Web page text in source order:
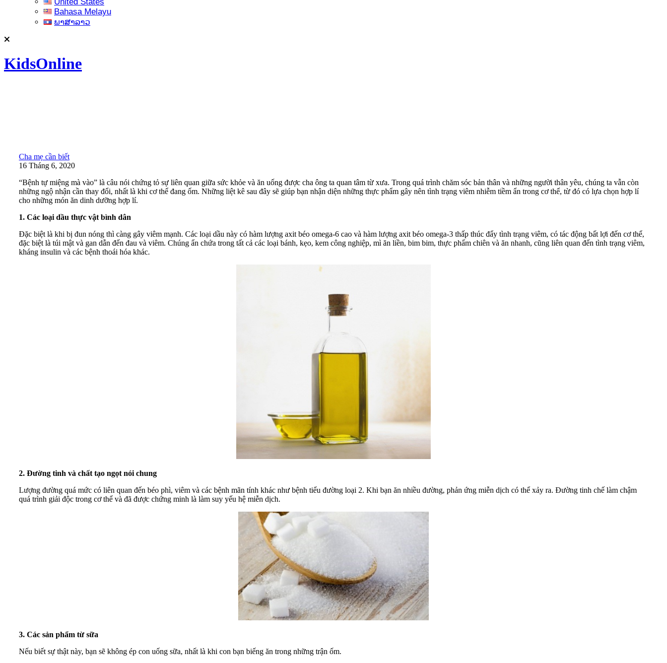
Bahasa Melayu
ພາສາລາວ
KidsOnline
Cha mẹ cần biết
16 Tháng 6, 2020
“Bệnh tự miệng mà vào” là câu nói chứng tỏ sự liên quan giữa sức khỏe và ăn uống được cha ông ta quan tâm từ xưa. Trong quá trình chăm sóc bản thân và những người thân yêu, chúng ta vẫn còn
những ngộ nhận cần thay đổi, nhất là khi cơ thể đang ốm. Những liệt kê sau đây sẽ giúp bạn nhận diện những thực phẩm gây nên tình trạng viêm nhiễm tiềm ẩn trong cơ thể, từ đó có lựa chọn hợp lí
cho những món ăn dinh dưỡng hợp lí.
1. Các loại dầu thực vật bình dân
Đặc biệt là khi bị đun nóng thì càng gây viêm mạnh. Các loại dầu này có hàm lượng axit béo omega-6 cao và hàm lượng axit béo omega-3 thấp thúc đẩy tình trạng viêm, có tác động bất lợi đến cơ thể,
đặc biệt là túi mật và gan dẫn đến đau và viêm. Chúng ẩn chứa trong tất cả các loại bánh, kẹo, kem công nghiệp, mì ăn liền, bim bim, thực phẩm chiên và ăn nhanh, cũng liên quan đến tình trạng viêm,
kháng insulin và các bệnh thoái hóa khác.
2. Đường tinh và chất tạo ngọt nói chung
Lượng đường quá mức có liên quan đến béo phì, viêm và các bệnh mãn tính khác như bệnh tiểu đường loại 2. Khi bạn ăn nhiều đường, phản ứng miễn dịch có thể xảy ra. Đường tinh chế làm chậm
quá trình giải độc trong cơ thể và đã được chứng minh là làm suy yếu hệ miễn dịch.
3. Các sản phẩm từ sữa
Nếu biết sự thật này, bạn sẽ không ép con uống sữa, nhất là khi con bạn biếng ăn trong những trận ốm.